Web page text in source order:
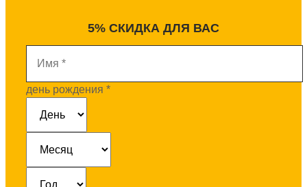
5% СКИДКА ДЛЯ ВАС
день рождения *